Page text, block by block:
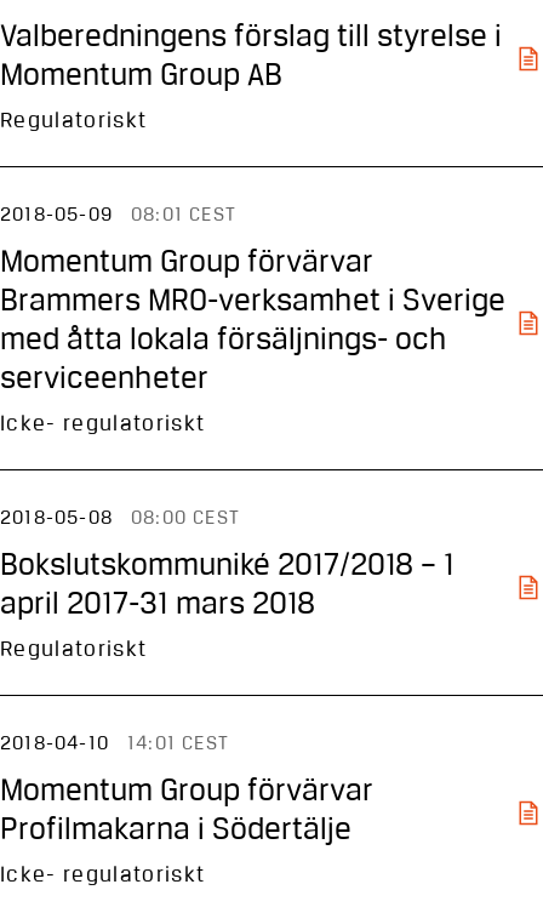
Valberedningens förslag till styrelse i
Momentum Group AB
Regulatoriskt
2018-05-09 08:01 CEST
Momentum Group förvärvar
Brammers MRO-verksamhet i Sverige
med åtta lokala försäljnings- och
serviceenheter
Icke- regulatoriskt
2018-05-08 08:00 CEST
Bokslutskommuniké 2017/2018 – 1
april 2017-31 mars 2018
Regulatoriskt
2018-04-10 14:01 CEST
Momentum Group förvärvar
Profilmakarna i Södertälje
Icke- regulatoriskt